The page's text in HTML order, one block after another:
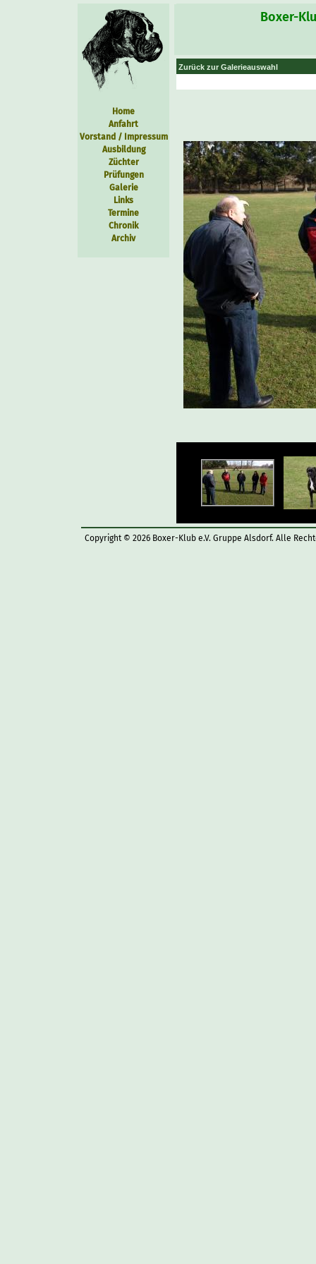
Home
Anfahrt
Vorstand / Impressum
Ausbildung
Züchter
Prüfungen
Galerie
Links
Termine
Chronik
Archiv
Boxer-
Zurück zur Galerieauswahl
Copyright © 2026 Boxer-Klub e.V. Gruppe Alsdorf. Alle